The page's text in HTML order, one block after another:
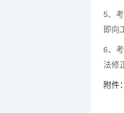
5、
即向
6、
法修
附件